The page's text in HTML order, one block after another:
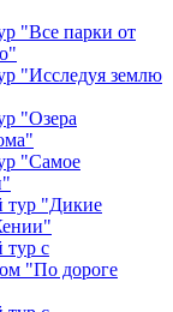
"Все парки от
"Исследуя землю
"Озера
"Самое
"Дикие
с
"По дороге